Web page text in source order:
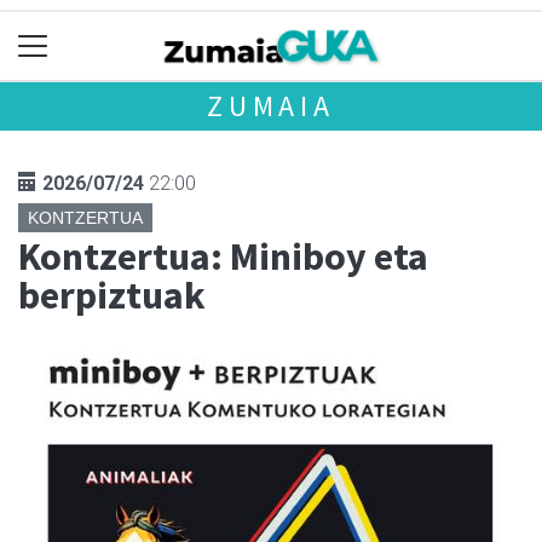
ZUMAIA
2026/07/24 22:00
KONTZERTUA
Kontzertua: Miniboy eta
berpiztuak